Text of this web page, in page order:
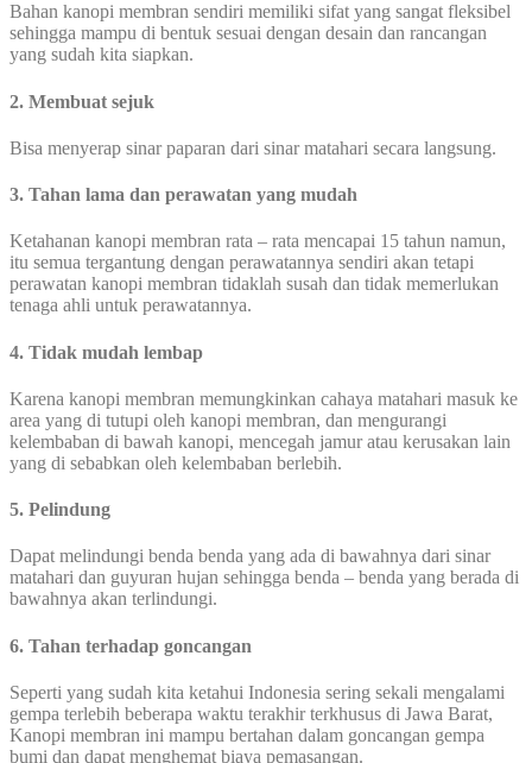
Bahan kanopi membran sendiri memiliki sifat yang sangat fleksibel
sehingga mampu di bentuk sesuai dengan desain dan rancangan
yang sudah kita siapkan.
2. Membuat sejuk
Bisa menyerap sinar paparan dari sinar matahari secara langsung.
3. Tahan lama dan perawatan yang mudah
Ketahanan kanopi membran rata – rata mencapai 15 tahun namun,
itu semua tergantung dengan perawatannya sendiri akan tetapi
perawatan kanopi membran tidaklah susah dan tidak memerlukan
tenaga ahli untuk perawatannya.
4. Tidak mudah lembap
Karena kanopi membran memungkinkan cahaya matahari masuk ke
area yang di tutupi oleh kanopi membran, dan mengurangi
kelembaban di bawah kanopi, mencegah jamur atau kerusakan lain
yang di sebabkan oleh kelembaban berlebih.
5. Pelindung
Dapat melindungi benda benda yang ada di bawahnya dari sinar
matahari dan guyuran hujan sehingga benda – benda yang berada di
bawahnya akan terlindungi.
6. Tahan terhadap goncangan
Seperti yang sudah kita ketahui Indonesia sering sekali mengalami
gempa terlebih beberapa waktu terakhir terkhusus di Jawa Barat,
Kanopi membran ini mampu bertahan dalam goncangan gempa
bumi dan dapat menghemat biaya pemasangan.